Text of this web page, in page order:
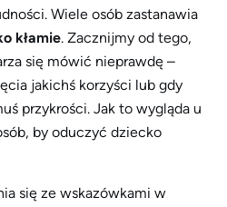
Wiele osób zastanawia
kłamie. Zacznijmy od tego,
się mówić nieprawdę –
jakichś korzyści lub gdy
przykrości. Jak to wygląda u
by oduczyć dziecko
się ze wskazówkami w